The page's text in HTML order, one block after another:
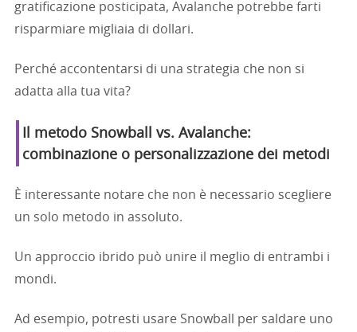
gratificazione posticipata, Avalanche potrebbe farti
risparmiare migliaia di dollari.
Perché accontentarsi di una strategia che non si
adatta alla tua vita?
Il metodo Snowball vs. Avalanche:
combinazione o personalizzazione dei metodi
È interessante notare che non è necessario scegliere
un solo metodo in assoluto.
Un approccio ibrido può unire il meglio di entrambi i
mondi.
Ad esempio, potresti usare Snowball per saldare uno